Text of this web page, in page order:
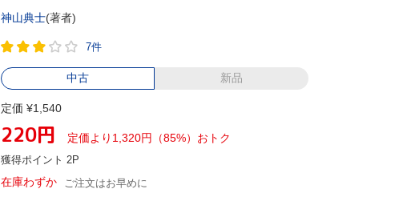
神山典士(著者)
7件
中古 新品
定価 ¥1,540
220円 定価より1,320円（85%）おトク
獲得ポイント 2P
在庫わずか ご注文はお早めに